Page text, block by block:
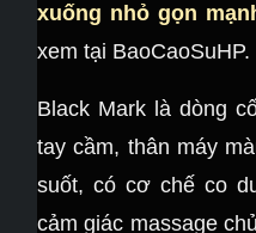
xuống nhỏ gọn
xem tại BaoCaoSuHP.
Black Mark là dòng
tay cầm, thân máy
suốt, có cơ chế co
cảm giác massage